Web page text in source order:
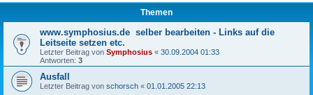
Themen
www.symphosius.de selber bearbeiten - Links auf die
Leitseite setzen etc.
Letzter Beitrag von Symphosius « 30.09.2004 01:33
Antworten: 3
Ausfall
Letzter Beitrag von schorsch « 01.01.2005 22:13